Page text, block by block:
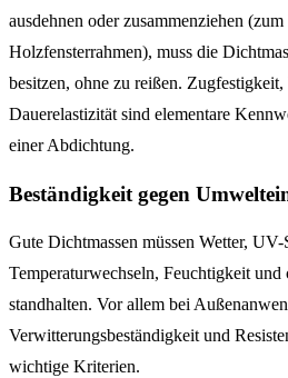
ausdehnen oder zusammenziehen
Holzfensterrahmen), muss die
besitzen, ohne zu reißen.
Dauerelastizität sind elementare
einer Abdichtung.
Beständigkeit gegen
Gute Dichtmassen müssen Wetter, UV-
Temperaturwechseln, Feuchtigkeit und
standhalten. Vor allem bei
Verwitterungsbeständigkeit und
wichtige Kriterien.